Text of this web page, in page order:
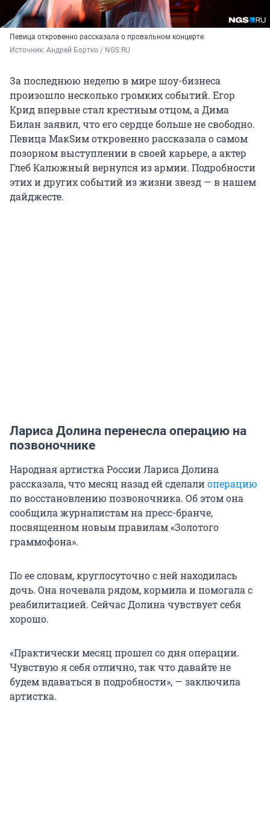
Певица откровенно рассказала о провальном концерте
Источник: Андрей Бортко / NGS.RU
За последнюю неделю в мире шоу-бизнеса
произошло несколько громких событий. Егор
Крид впервые стал крестным отцом, а Дима
Билан заявил, что его сердце больше не свободно.
Певица МакSим откровенно рассказала о самом
позорном выступлении в своей карьере, а актер
Глеб Калюжный вернулся из армии. Подробности
этих и других событий из жизни звезд — в нашем
дайджесте.
Лариса Долина перенесла операцию на
позвоночнике
Народная артистка России Лариса Долина
рассказала, что месяц назад ей сделалиоперацию
по восстановлению позвоночника. Об этом она
сообщила журналистам на пресс-бранче,
посвященном новым правилам «Золотого
граммофона».
По ее словам, круглосуточно с ней находилась
дочь. Она ночевала рядом, кормила и помогала с
реабилитацией. Сейчас Долина чувствует себя
хорошо.
«Практически месяц прошел со дня операции.
Чувствую я себя отлично, так что давайте не
будем вдаваться в подробности», — заключила
артистка.